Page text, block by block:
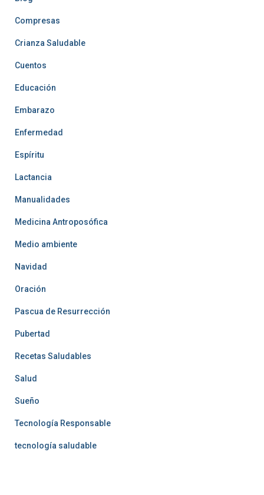
Compresas
Crianza Saludable
Cuentos
Educación
Embarazo
Enfermedad
Espíritu
Lactancia
Manualidades
Medicina Antroposófica
Medio ambiente
Navidad
Oración
Pascua de Resurrección
Pubertad
Recetas Saludables
Salud
Sueño
Tecnología Responsable
tecnología saludable